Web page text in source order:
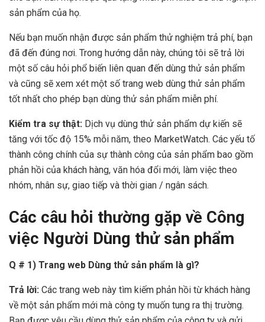
sản phẩm của họ.
Nếu bạn muốn nhận được sản phẩm thử nghiệm trả phí, bạn
đã đến đúng nơi. Trong hướng dẫn này, chúng tôi sẽ trả lời
một số câu hỏi phổ biến liên quan đến dùng thử sản phẩm
và cũng sẽ xem xét một số trang web dùng thử sản phẩm
tốt nhất cho phép bạn dùng thử sản phẩm miễn phí.
Kiểm tra sự thật: Dịch vụ dùng thử sản phẩm dự kiến ​​sẽ
tăng với tốc độ 15% mỗi năm, theo MarketWatch. Các yếu tố
thành công chính của sự thành công của sản phẩm bao gồm
phản hồi của khách hàng, văn hóa đổi mới, làm việc theo
nhóm, nhân sự, giao tiếp và thời gian / ngân sách.
Các câu hỏi thường gặp về Công
việc Người Dùng thử sản phẩm
Q # 1) Trang web Dùng thử sản phẩm là gì?
Trả lời: Các trang web này tìm kiếm phản hồi từ khách hàng
về một sản phẩm mới mà công ty muốn tung ra thị trường.